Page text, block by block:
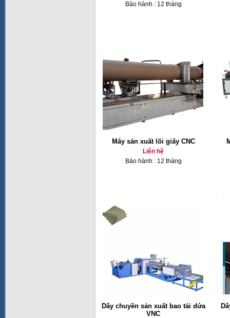
Bảo hành : 12 tháng
Máy sản xuất lõi giấy CNC
Liên hệ
Bảo hành : 12 tháng
Dây chuyền sản xuất bao tải dứa
VNC